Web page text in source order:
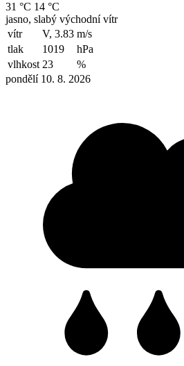
31 °C 14 °C
jasno, slabý východní vítr
vítr
V, 3.83 m/s
tlak
1019
hPa
vlhkost 23
%
pondělí 10. 8. 2026